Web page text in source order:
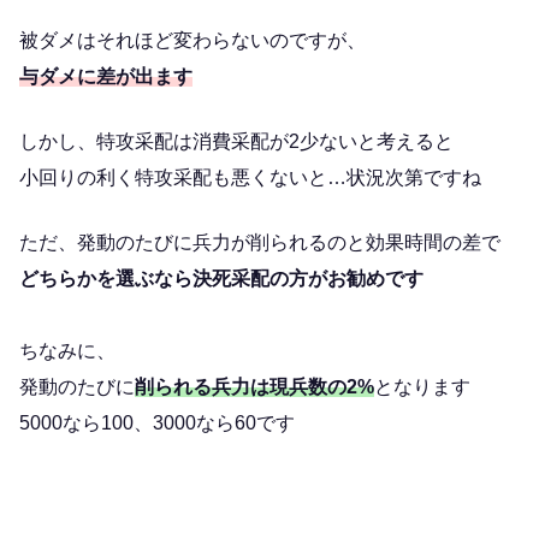
被ダメはそれほど変わらないのですが、
与ダメに差が出ます
しかし、特攻采配は消費采配が2少ないと考えると
小回りの利く特攻采配も悪くないと…状況次第ですね
ただ、発動のたびに兵力が削られるのと効果時間の差で
どちらかを選ぶなら決死采配の方がお勧めです
ちなみに、
発動のたびに削られる兵力は現兵数の2%となります
5000なら100、3000なら60です